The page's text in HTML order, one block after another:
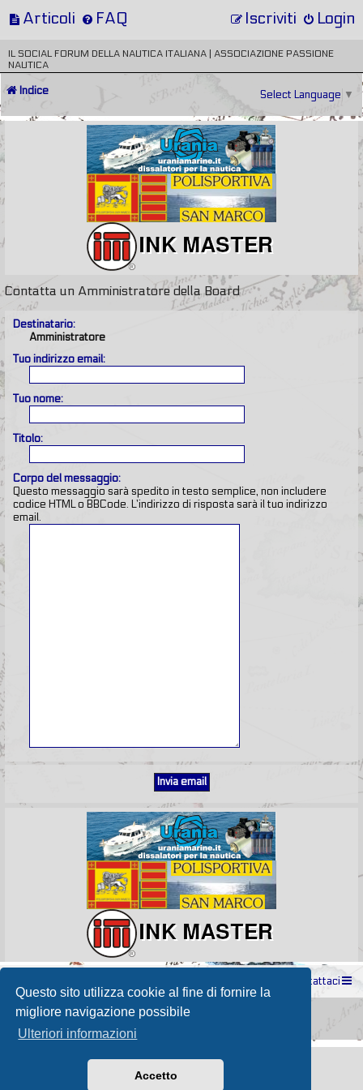
Questo sito utilizza cookie al fine di fornire la
migliore navigazione possibile
Ulteriori informazioni
Accetto
Articoli FAQ Login
Iscriviti
IL SOCIAL FORUM DELLA NAUTICA ITALIANA | ASSOCIAZIONE PASSIONE
NAUTICA
Indice Select Language ▼
Contatta un Amministratore della Board
Destinatario:
Amministratore
Tuo indirizzo email:
Tuo nome:
Titolo:
Corpo del messaggio:
Questo messaggio sarà spedito in testo semplice, non includere
codice HTML o BBCode. L’indirizzo di risposta sarà il tuo indirizzo
email.
Contattaci
Powered byphpBB® Forum Software © phpBB Limited
Passione Nutica 2017 style created by
Traduzione Italiana